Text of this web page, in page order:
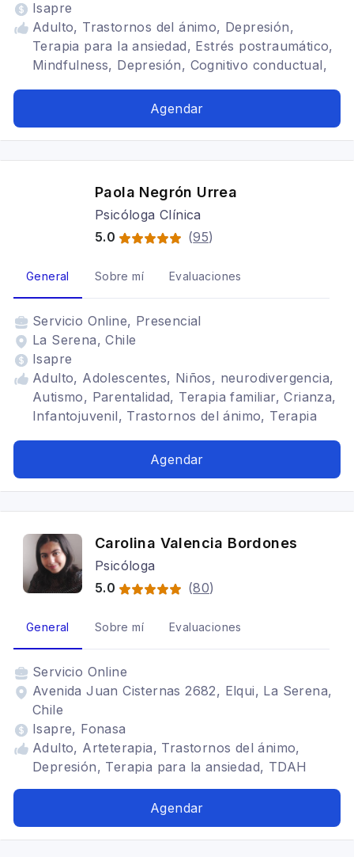
Isapre
Adulto, Trastornos del ánimo, Depresión,
Terapia para la ansiedad, Estrés postraumático,
Mindfulness, Depresión, Cognitivo conductual,
Agendar
Paola Negrón Urrea
Psicóloga Clínica
5.0
(95)
General Sobre mí Evaluaciones
Servicio Online, Presencial
La Serena, Chile
Isapre
Adulto, Adolescentes, Niños, neurodivergencia,
Autismo, Parentalidad, Terapia familiar, Crianza,
Infantojuvenil, Trastornos del ánimo, Terapia
Agendar
Carolina Valencia Bordones
Psicóloga
5.0
(80)
General Sobre mí Evaluaciones
Servicio Online
Avenida Juan Cisternas 2682, Elqui, La Serena,
Chile
Isapre, Fonasa
Adulto, Arteterapia, Trastornos del ánimo,
Depresión, Terapia para la ansiedad, TDAH
Agendar